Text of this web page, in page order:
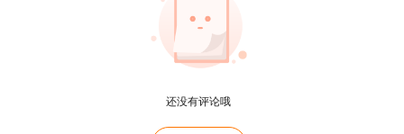
岗哨，有专人在场监督；
还没有评论哦